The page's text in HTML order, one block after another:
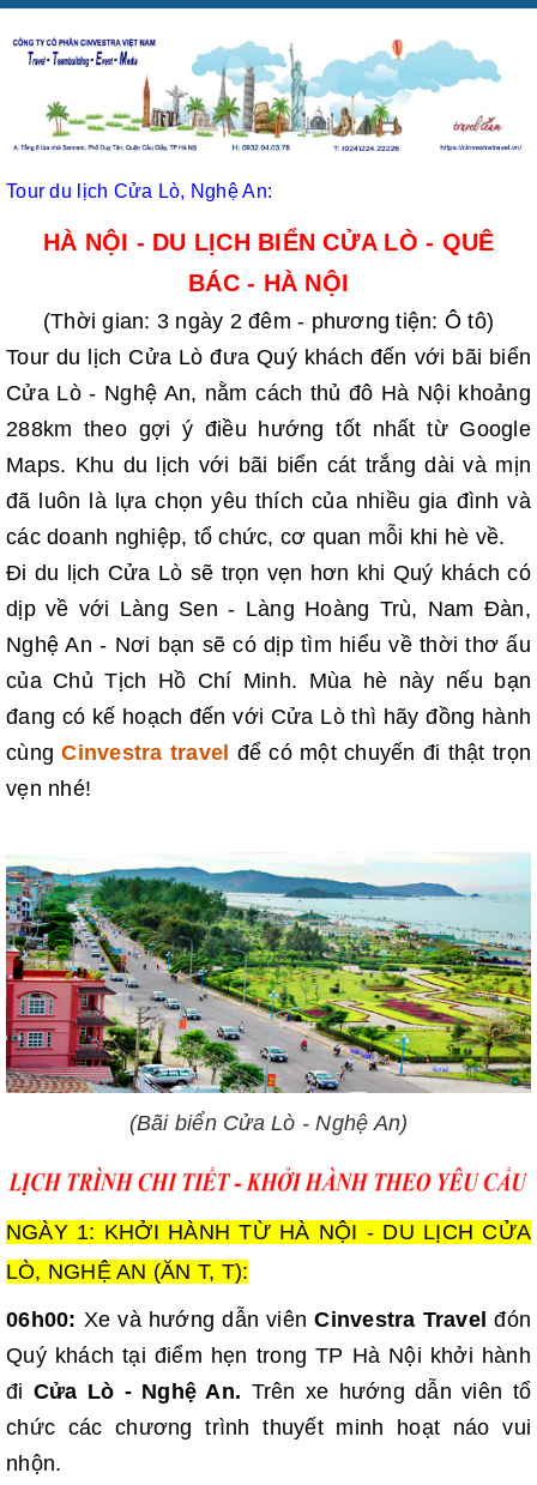
Tour du lịch Cửa Lò, Nghệ An:
HÀ NỘI - DU LỊCH BIỂN CỬA LÒ - QUÊ
BÁC - HÀ NỘI
(Thời gian: 3 ngày 2 đêm - phương tiện: Ô tô)
Tour du lịch Cửa Lò đưa Quý khách đến với bãi biển
Cửa Lò - Nghệ An, nằm cách thủ đô Hà Nội khoảng
288km theo gợi ý điều hướng tốt nhất từ Google
Maps. Khu du lịch với bãi biển cát trắng dài và mịn
đã luôn là lựa chọn yêu thích của nhiều gia đình và
các doanh nghiệp, tổ chức, cơ quan mỗi khi hè về.
Đi du lịch Cửa Lò sẽ trọn vẹn hơn khi Quý khách có
dịp về với Làng Sen - Làng Hoàng Trù, Nam Đàn,
Nghệ An - Nơi bạn sẽ có dịp tìm hiểu về thời thơ ấu
của Chủ Tịch Hồ Chí Minh. Mùa hè này nếu bạn
đang có kế hoạch đến với Cửa Lò thì hãy đồng hành
cùngCinvestra travel để có một chuyến đi thật trọn
vẹn nhé!
(Bãi biển Cửa Lò - Nghệ An)
NGÀY 1: KHỞI HÀNH TỪ HÀ NỘI - DU LỊCH CỬA
LÒ, NGHỆ AN (ĂN T, T):
06h00: Xe và hướng dẫn viênCinvestra Travel đón
Quý khách tại điểm hẹn trong TP Hà Nội khởi hành
đi Cửa Lò - Nghệ An. Trên xe hướng dẫn viên tổ
chức các chương trình thuyết minh hoạt náo vui
nhộn.